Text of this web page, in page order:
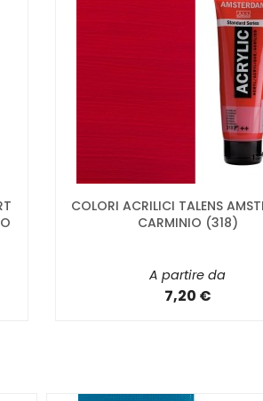
COLORI ACRILICI TALENS
CARMINIO (318)
A partire da
7,20 €